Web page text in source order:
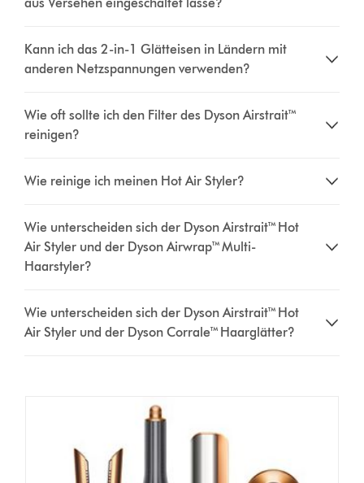
Kann ich das 2-in-1 Glätteisen in Ländern mit
anderen Netzspannungen verwenden?
Wie oft sollte ich den Filter des Dyson Airstrait™
reinigen?
Wie reinige ich meinen Hot Air Styler?
Wie unterscheiden sich der Dyson Airstrait™ Hot
Air Styler und der Dyson Airwrap™ Multi-
Haarstyler?
Wie unterscheiden sich der Dyson Airstrait™ Hot
Air Styler und der Dyson Corrale™ Haarglätter?